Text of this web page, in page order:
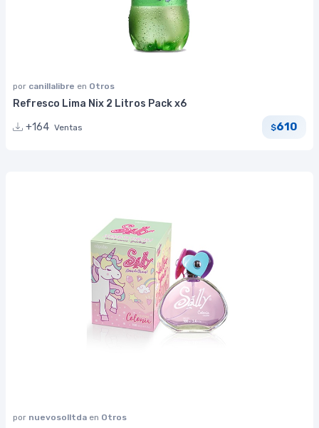
por canillalibre en Otros
Refresco Lima Nix 2 Litros Pack x6
+164 Ventas $610
por nuevosolltda en Otros